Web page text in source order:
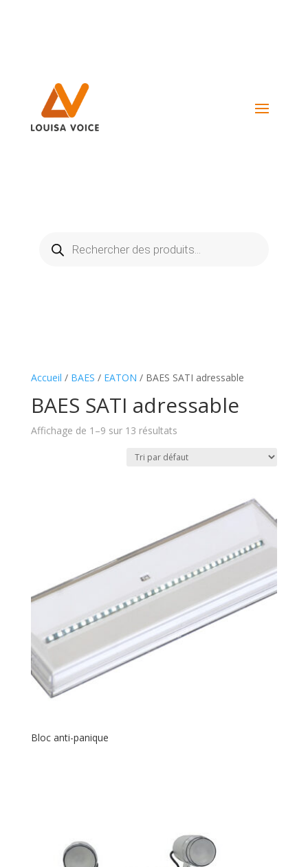
produits
Accueil / BAES / EATON / BAES SATI adressable
BAES SATI adressable
Affichage de 1–9 sur 13 résultats
Bloc anti-panique